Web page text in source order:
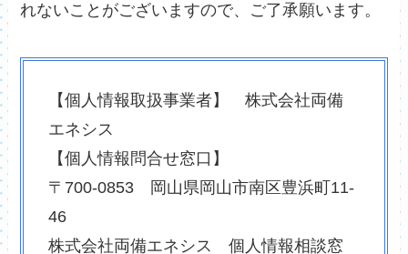
れないことがございますので、ご了承願います。
【個人情報取扱事業者】 株式会社両備
エネシス
【個人情報問合せ窓口】
〒700-0853 岡山県岡山市南区豊浜町11-
46
株式会社両備エネシス 個人情報相談窓